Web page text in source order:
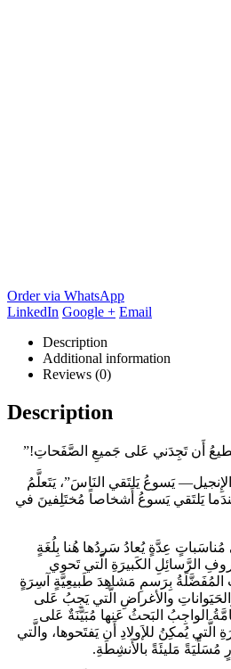
Order via WhatsApp
LinkedIn Google + Email
Description
Additional information
Reviews (0)
Description
أَن تَجِدَني عَلى جَميعِ الصَّفَحاتِ!”
يَسوعُ يَلتَقي النَاسَ”، يَتَعلَّمُ
يَلتَقي يَسوعُ أَشخاصاً مُختَلِفينَ في
عِدَّةٍ يُعادُ سَردُها هُنا بِلُغَةٍ
الرَّسائِلِ الكَبيرَةِ الَّتي تَحوي
المُفَضَّلَةُ بِرَسمِ مَشاهِدَ طَبيعِيَّةٍ آسِرَةٍ
والأغراضِ الَّتي يَجِبُ عَلى
الواجِبُ البَحثُ عَنها مُبَيَّنَةٌ عَلى
يُمكِنُ للإَولادِ أَن يَفتَحوها، والَّتي
مَليئَةً بالأَنشِطَةِ.